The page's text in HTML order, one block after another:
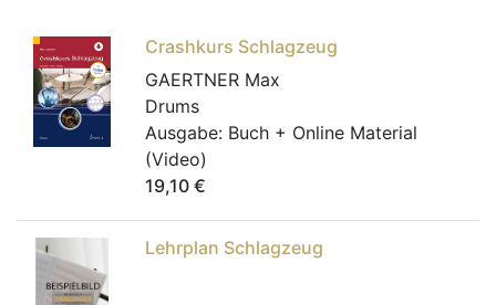
Crashkurs Schlagzeug
GAERTNER Max
Drums
Ausgabe: Buch + Online Material
(Video)
19,10 €
Lehrplan Schlagzeug